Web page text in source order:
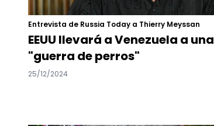
Entrevista de Russia Today a Thierry Meyssan
EEUU llevará a Venezuela a una
"guerra de perros"
25/12/2024